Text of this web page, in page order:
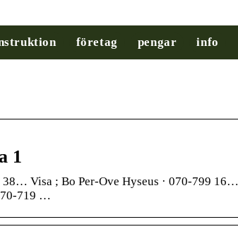
företag pengar info
1
Visa ; Bo Per-Ove Hyseus · 070-799 16…
719 …